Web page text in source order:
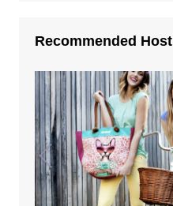
Recommended Host